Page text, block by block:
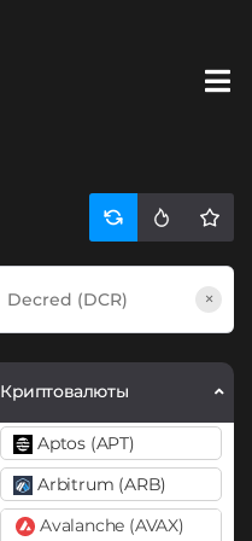
×
Криптовалюты
Aptos (APT)
Arbitrum (ARB)
Avalanche (AVAX)